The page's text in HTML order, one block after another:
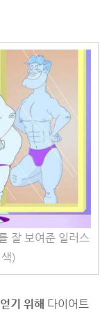
잘 보여준 일러스
)
기 위해 다이어트